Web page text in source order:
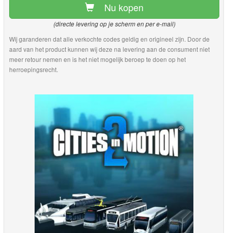
Nu kopen
(directe levering op je scherm en per e-mail)
Wij garanderen dat alle verkochte codes geldig en origineel zijn. Door de
aard van het product kunnen wij deze na levering aan de consument niet
meer retour nemen en is het niet mogelijk beroep te doen op het
herroepingsrecht.